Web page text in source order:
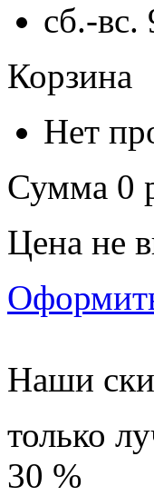
сб.-вс.
Корзина
Нет
Сумма 0
Цена не
Наши
только
30 %